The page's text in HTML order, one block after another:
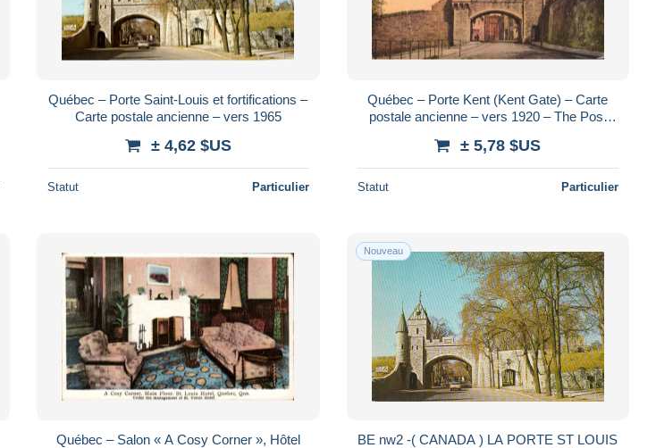
Québec – Porte Saint-Louis et fortifications –
Carte postale ancienne – vers 1965
± 4,62 $US
Statut Particulier
Québec – Porte Kent (Kent Gate) – Carte
postale ancienne – vers 1920 – The Post
± 5,78 $US
Statut Particulier
Québec – Salon « A Cosy Corner », Hôtel
Nouveau
BE nw2 -( CANADA ) LA PORTE ST LOUIS